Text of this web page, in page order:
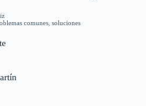
comunes soluciones